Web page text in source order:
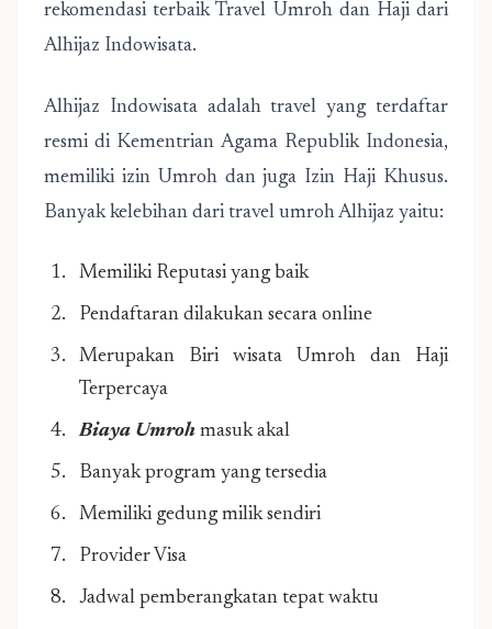
rekomendasi terbaik Travel Umroh dan Haji dari
Alhijaz Indowisata.
Alhijaz Indowisata adalah travel yang terdaftar
resmi di Kementrian Agama Republik Indonesia,
memiliki izin Umroh dan juga Izin Haji Khusus.
Banyak kelebihan dari travel umroh Alhijaz yaitu:
Memiliki Reputasi yang baik
Pendaftaran dilakukan secara online
Merupakan Biri wisata Umroh dan Haji
Terpercaya
Biaya Umroh masuk akal
Banyak program yang tersedia
Memiliki gedung milik sendiri
Provider Visa
Jadwal pemberangkatan tepat waktu